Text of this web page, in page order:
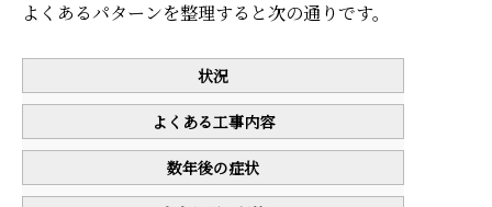
よくあるパターンを整理すると次の通りです。
状況
よくある工事内容
数年後の症状